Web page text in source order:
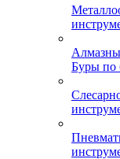
Буры по